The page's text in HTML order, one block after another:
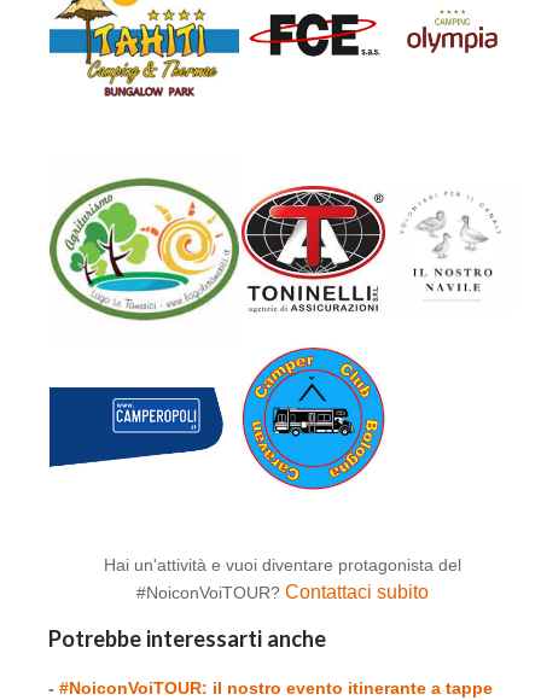
Hai un'attività e vuoi diventare protagonista del
#NoiconVoiTOUR? Contattaci subito
Potrebbe interessarti anche
- #NoiconVoiTOUR: il nostro evento itinerante a tappe